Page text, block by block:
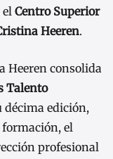
Centro Superior
Heeren.
Heeren consolida
Talento
décima edición,
el
profesional